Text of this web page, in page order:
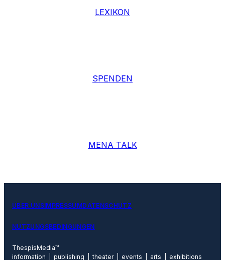
LEXIKON
SPENDEN
MENA TALK
ÜBER UNSIMPRESSUMDATENSCHUTZ
NUTZUNGSBEDINGUNGEN
ThespisMedia™
information | publishing | theater | events | arts | exhibitions